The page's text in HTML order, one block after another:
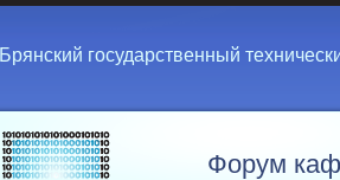
Брянский государственный
Форум